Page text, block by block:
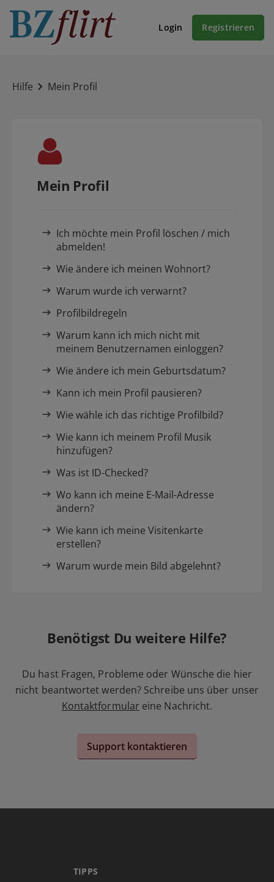
Login Registrieren
Hilfe Mein Profil
Mein Profil
Ich möchte mein Profil löschen / mich
abmelden!
Wie ändere ich meinen Wohnort?
Warum wurde ich verwarnt?
Profilbildregeln
Warum kann ich mich nicht mit
meinem Benutzernamen einloggen?
Wie ändere ich mein Geburtsdatum?
Kann ich mein Profil pausieren?
Wie wähle ich das richtige Profilbild?
Wie kann ich meinem Profil Musik
hinzufügen?
Was ist ID-Checked?
Wo kann ich meine E-Mail-Adresse
ändern?
Wie kann ich meine Visitenkarte
erstellen?
Warum wurde mein Bild abgelehnt?
Benötigst Du weitere Hilfe?
Du hast Fragen, Probleme oder Wünsche die hier
nicht beantwortet werden? Schreibe uns über unser
Kontaktformular eine Nachricht.
Support kontaktieren
TIPPS